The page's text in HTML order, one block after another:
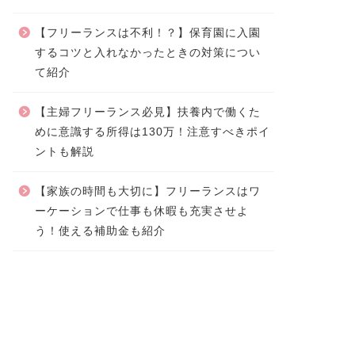
【フリーランスは不利！？】保育園に入園
するコツと入れなかったときの対策につい
て紹介
【主婦フリーランス必見】扶養内で働くた
めに意識する所得は130万！注意すべきポイ
ントも解説
【家族の時間も大切に】フリーランスはワ
ーケーションで仕事も休暇も充実させよ
う！使える補助金も紹介